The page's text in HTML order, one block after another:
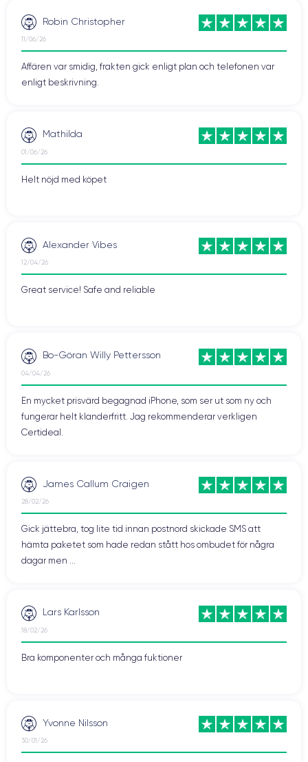
Robin Christopher
11/06/26
Affären var smidig, frakten gick enligt plan och telefonen var
enligt beskrivning.
Mathilda
01/06/26
Helt nöjd med köpet
Alexander Vibes
12/04/26
Great service! Safe and reliable
Bo-Göran Willy Pettersson
04/04/26
En mycket prisvärd begagnad iPhone, som ser ut som ny och
fungerar helt klanderfritt. Jag rekommenderar verkligen
Certideal.
James Callum Craigen
28/02/26
Gick jättebra, tog lite tid innan postnord skickade SMS att
hämta paketet som hade redan stått hos ombudet för några
dagar men ...
Lars Karlsson
18/02/26
Bra komponenter och många fuktioner
Yvonne Nilsson
30/01/26